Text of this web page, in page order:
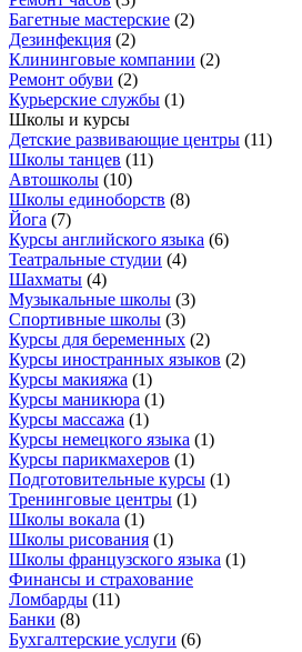
Багетные мастерские (2)
Дезинфекция (2)
Клининговые компании (2)
Ремонт обуви (2)
Курьерские службы (1)
Школы и курсы
Детские развивающие центры (11)
Школы танцев (11)
Автошколы (10)
Школы единоборств (8)
Йога (7)
Курсы английского языка (6)
Театральные студии (4)
Шахматы (4)
Музыкальные школы (3)
Спортивные школы (3)
Курсы для беременных (2)
Курсы иностранных языков (2)
Курсы макияжа (1)
Курсы маникюра (1)
Курсы массажа (1)
Курсы немецкого языка (1)
Курсы парикмахеров (1)
Подготовительные курсы (1)
Тренинговые центры (1)
Школы вокала (1)
Школы рисования (1)
Школы французского языка (1)
Финансы и страхование
Ломбарды (11)
Банки (8)
Бухгалтерские услуги (6)